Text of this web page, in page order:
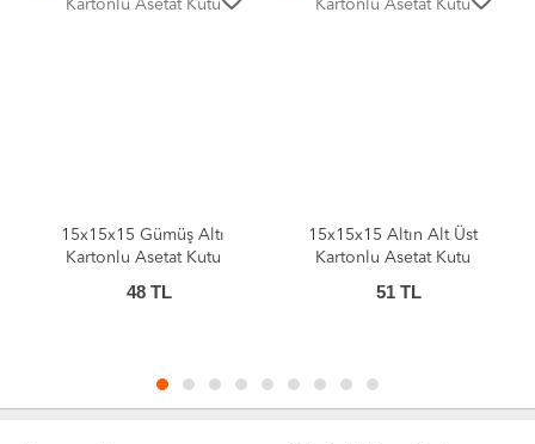
15x15x15 Gümüş Altı
Kartonlu Asetat Kutu
48TL
15x15x15 Altın Alt Üst
Kartonlu Asetat Kutu
51TL